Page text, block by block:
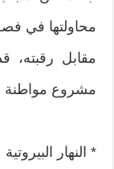
محاولتها في
مقابل رقبته،
مشروع مواطنة
* النهار البيروتية